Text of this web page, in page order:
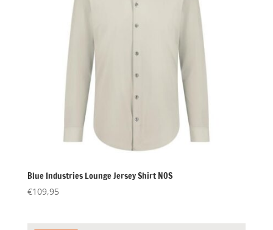
Blue Industries Lounge Jersey Shirt NOS
€109,95